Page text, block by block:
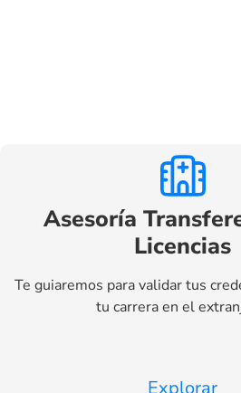
Asesoría
Licencias
Te guiaremos para validar tus
tu carrera en el
Explorar